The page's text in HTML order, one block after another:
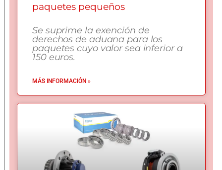
paquetes pequeños
Se suprime la exención de
derechos de aduana para los
paquetes cuyo valor sea inferior a
150 euros.
MÁS INFORMACIÓN »